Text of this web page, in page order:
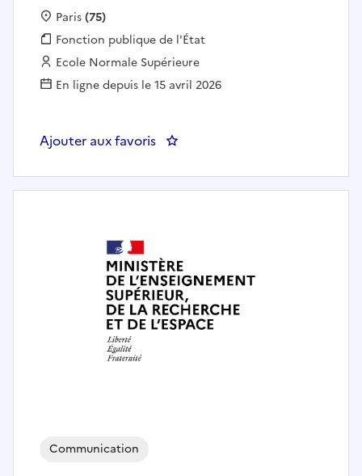
Localisation :
Paris(75)
Fonction publique :
Fonction publique de l'État
Employeur :
Ecole Normale Supérieure
En ligne depuis le 15 avril 2026
Ajouter aux favoris : Apprentissage - Assistant
Communication